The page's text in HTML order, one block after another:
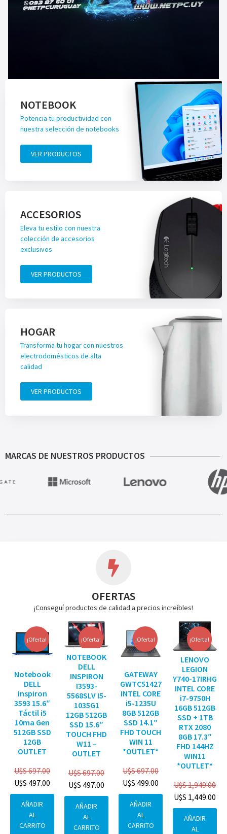
NOTEBOOK
Potencia tu productividad con
nuestra selección de notebooks
VER PRODUCTOS
ACCESORIOS
Eleva tu estilo con nuestra
colección de accesorios
exclusivos
VER PRODUCTOS
HOGAR
Transforma tu hogar con nuestros
electrodomésticos de alta
calidad
VER PRODUCTOS
MARCAS DE NUESTROS PRODUCTOS
OFERTAS
¡Conseguí productos de calidad a precios increíbles!
¡Oferta!
Notebook
DELL
Inspiron
3593 15.6″
Táctil i5
10ma Gen
512GB SSD
12GB
OUTLET
U$S697.00
U$S 497.00
AÑADIR
AL
CARRITO
¡Oferta!
NOTEBOOK
DELL
INSPIRON
I3593-
5568SLV I5-
1035G1
12GB 512GB
SSD 15.6″
TOUCH FHD
W11 –
OUTLET
U$S697.00
U$S 497.00
AÑADIR
AL
CARRITO
¡Oferta!
GATEWAY
GWTC51427
INTEL CORE
i5-1235U
8GB 512GB
SSD 14.1″
FHD TOUCH
WIN 11
*OUTLET*
U$S697.00
U$S 499.00
AÑADIR
AL
CARRITO
¡Oferta!
LENOVO
LEGION
Y740-17IRHG
INTEL CORE
i7-9750H
16GB 512GB
SSD + 1TB
RTX 2080
8GB 17.3″
FHD 144HZ
WIN11
*OUTLET*
U$S1,949.00
U$S 1,449.00
AÑADIR
AL